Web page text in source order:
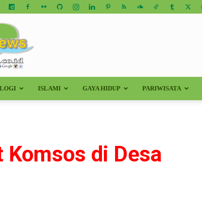
ISLAMI GAYA HIDUP PARIWISATA
Komsos di Desa